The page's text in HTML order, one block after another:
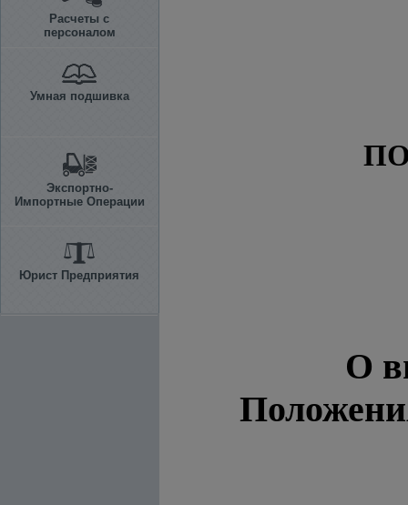
Расчеты с
персоналом
Умная подшивка
Экспортно-
Импортные Операции
Юрист Предприятия
О